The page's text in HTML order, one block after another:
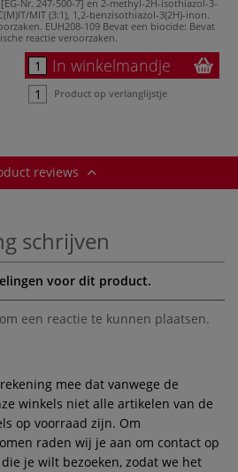
Nr. 247-500-7] en 2-methyl-2H-isothiazol-3-
MIT (3:1), 1,2-benzisothiazol-3(2H)-inon.
EUH208-109 Bevat een biocide: Bevat
reactie veroorzaken.
In winkelmandje
Product op verlanglijstje
reviews
schrijven
voor dit product.
een reactie te kunnen plaatsen.
mee dat vanwege de
winkels niet alle artikelen van de
op voorraad zijn. Om
raden wij je aan om contact op
je wilt bezoeken, zodat we het